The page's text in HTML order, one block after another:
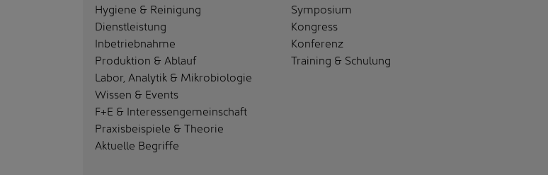
Hygiene & Reinigung
Dienstleistung
Inbetriebnahme
Produktion & Ablauf
Labor, Analytik & Mikrobiologie
Wissen & Events
F+E & Interessengemeinschaft
Praxisbeispiele & Theorie
Aktuelle Begriffe
Symposium
Kongress
Konferenz
Training & Schulung